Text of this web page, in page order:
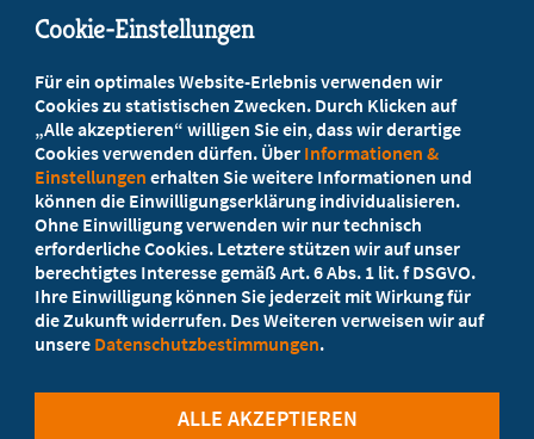
Ihr Landesverband berät Sie!
Ansprechpartner
Werden Sie jetzt Mitglied
5 Vorteile einer MB-Mitgliedschaft
Cookie-Einstellungen
Für ein optimales Website-Erlebnis verwenden wir
Cookies zu statistischen Zwecken. Durch Klicken auf
„Alle akzeptieren“ willigen Sie ein, dass wir derartige
Cookies verwenden dürfen. Über Informationen &
Einstellungen erhalten Sie weitere Informationen und
können die Einwilligungserklärung individualisieren.
Ohne Einwilligung verwenden wir nur technisch
erforderliche Cookies. Letztere stützen wir auf unser
berechtigtes Interesse gemäß Art. 6 Abs. 1 lit. f DSGVO.
Ihre Einwilligung können Sie jederzeit mit Wirkung für
die Zukunft widerrufen. Des Weiteren verweisen wir auf
unsere Datenschutzbestimmungen.
ALLE AKZEPTIEREN